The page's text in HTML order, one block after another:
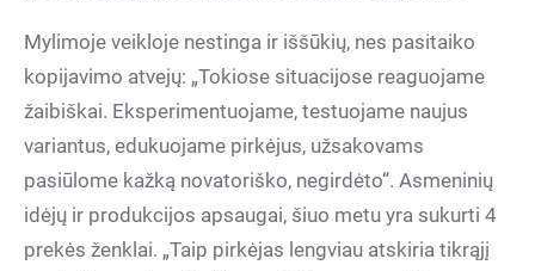
Mylimoje veikloje nestinga ir iššūkių, nes pasitaiko
kopijavimo atvejų: „Tokiose situacijose reaguojame
žaibiškai. Eksperimentuojame, testuojame naujus
variantus, edukuojame pirkėjus, užsakovams
pasiūlome kažką novatoriško, negirdėto“. Asmeninių
idėjų ir produkcijos apsaugai, šiuo metu yra sukurti 4
prekės ženklai. „Taip pirkėjas lengviau atskiria tikrąjį